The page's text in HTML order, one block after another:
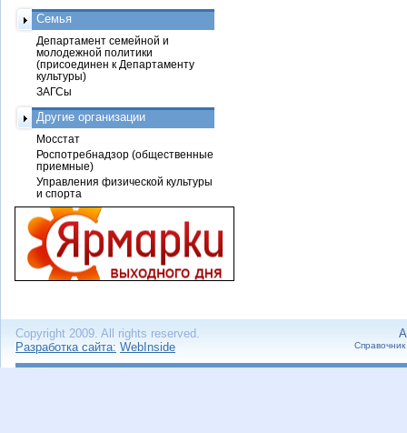
Семья
Департамент семейной и
молодежной политики
(присоединен к Департаменту
культуры)
ЗАГСы
Другие организации
Мосстат
Роспотребнадзор (общественные
приемные)
Управления физической культуры
и спорта
Copyright 2009. All rights reserved.
Разработка сайта: WebInside